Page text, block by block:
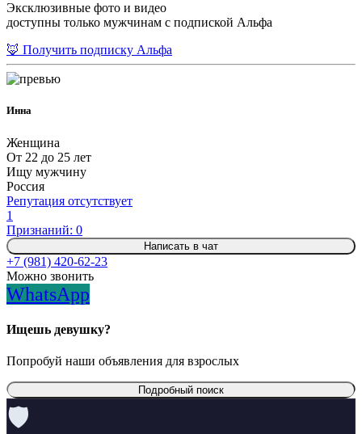
Эксклюзивные фото и видео
доступны только мужчинам с подпиской Альфа
🦊 Получить подписку Альфа
Инна
Женщина
От 22 до 25 лет
Ищу мужчину
Россия
Репутация отсутствует
1
Признаний: 0
Написать в чат
+7 (981) 420-62-23
Можно звонить
WhatsApp
Ищешь девушку?
Попробуй наши объявления для взрослых
Подробный поиск
🛡